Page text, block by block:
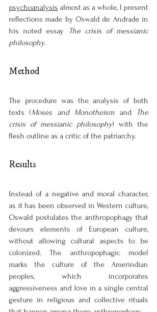
psychoanalysis almost as a whole, I present
reflections made by Oswald de Andrade in
his noted essay
The crisis of messianic
philosophy.
Method
The procedure was the analysis of both
texts (Moses and Monotheism and
The
crisis of messianic philosophy) with the
flesh outline as a critic of the patriarchy.
Results
Instead of a negative and moral character,
as it has been observed in Western culture,
Oswald postulates the anthropophagy that
devours elements of European culture,
without allowing cultural aspects to be
colonized. The anthropophagic model
marks the culture of the Amerindian
peoples, which incorporates
aggressiveness and love in a single central
gesture in religious and collective rituals